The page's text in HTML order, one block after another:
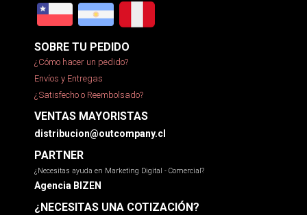
SOBRE TU PEDIDO
¿Cómo hacer un pedido?
Envíos y Entregas
¿Satisfecho o Reembolsado?
VENTAS MAYORISTAS
distribucion@outcompany.cl
PARTNER
¿Necesitas ayuda en Marketing Digital - Comercial?
Agencia BIZEN
¿NECESITAS UNA COTIZACIÓN?